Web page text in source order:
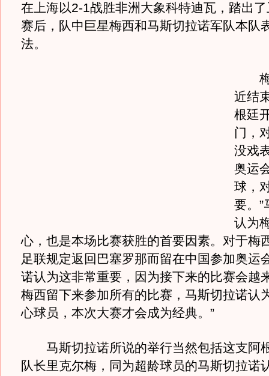
在上海以2-1战胜非洲大象科特迪瓦，踏出
赛后，队中巨星梅西和马斯切拉诺军队本队
法。
梅
近结
根廷
门，
没戏
奥运
球，
要。”
认为
心，也是本场比赛获胜的首要因素。对于梅
足联规定返回巴塞罗那而留在中国参加奥运
诺认为这非常重要，因为接下来的比赛会越
梅西留下来参加所有的比赛，马斯切拉诺认
心球员，本次大赛才会成为经典。”
马斯切拉诺所说的举行当然包括这支阿
队长里克尔梅，同为超龄球员的马斯切拉诺